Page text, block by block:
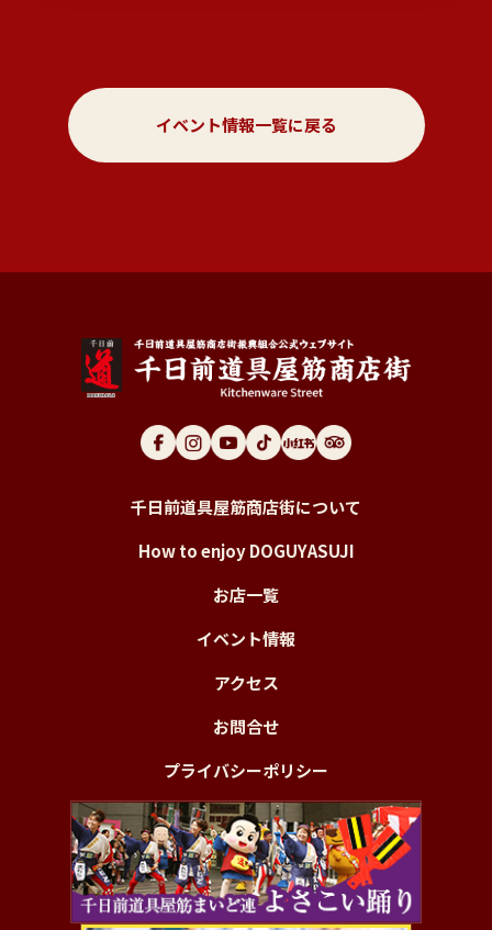
イベント情報一覧に戻る
千日前道具屋筋商店街について
How to enjoy DOGUYASUJI
お店一覧
イベント情報
アクセス
お問合せ
プライバシーポリシー